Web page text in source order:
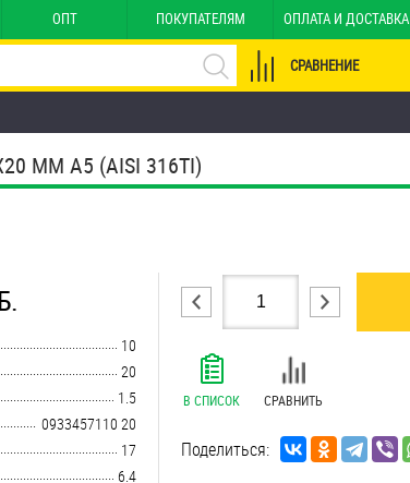
ОПТ ПОКУПАТЕЛЯМ ОПЛАТА И ДОСТАВКА
СРАВНЕНИЕ
ММ А5 (AISI 316TI)
10
20
1.5
0933457110 20
17
6.4
В СПИСОК СРАВНИТЬ
Поделиться: